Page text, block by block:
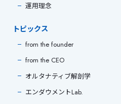
運用理念
トピックス
from the founder
from the CEO
オルタナティブ解剖学
エンダウメントLab.